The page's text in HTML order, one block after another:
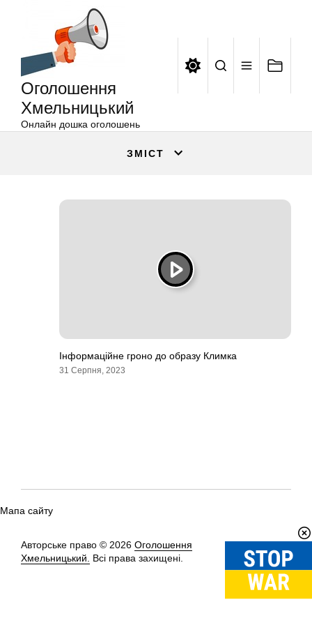
Оголошення
Хмельницький
Онлайн дошка оголошень
ЗМІСТ
Інформаційне гроно до образу Климка
31 Серпня, 2023
Мапа сайту
Авторське право © 2026 Оголошення
Хмельницький.
Всі права захищені.
Вгору↑